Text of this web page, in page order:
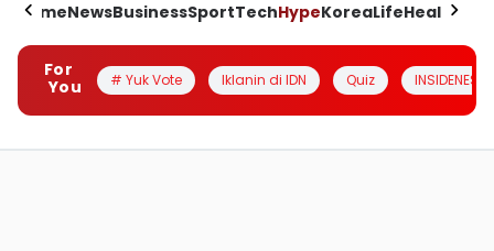
HomeNewsBusinessSportTechHypeKoreaLifeHealth
For
You
# Yuk Vote Iklanin di IDN Quiz INSIDENESIA